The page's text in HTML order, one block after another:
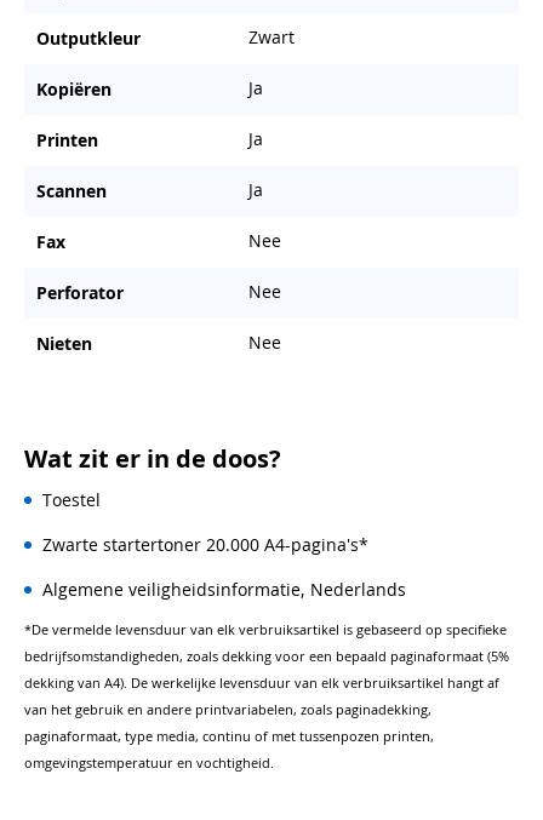
Outputkleur Zwart
Kopiëren Ja
Printen Ja
Scannen Ja
Fax Nee
Perforator Nee
Nieten Nee
Wat zit er in de doos?
Toestel
Zwarte startertoner 20.000 A4-pagina's*
Algemene veiligheidsinformatie, Nederlands
*De vermelde levensduur van elk verbruiksartikel is gebaseerd op specifieke
bedrijfsomstandigheden, zoals dekking voor een bepaald paginaformaat (5%
dekking van A4). De werkelijke levensduur van elk verbruiksartikel hangt af
van het gebruik en andere printvariabelen, zoals paginadekking,
paginaformaat, type media, continu of met tussenpozen printen,
omgevingstemperatuur en vochtigheid.